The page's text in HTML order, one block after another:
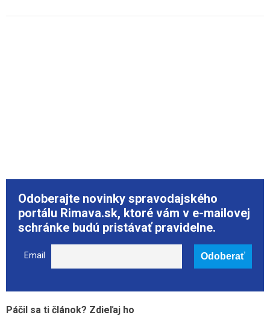
Odoberajte novinky spravodajského
portálu Rimava.sk, ktoré vám v e-mailovej
schránke budú pristávať pravidelne.
Email
Páčil sa ti článok? Zdieľaj ho